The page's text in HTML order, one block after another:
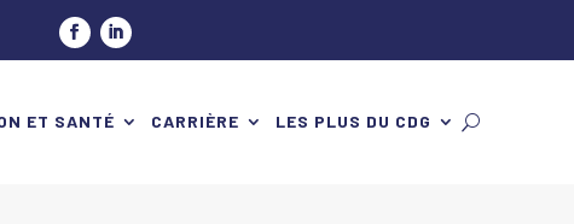
ET SANTÉ CARRIÈRE LES PLUS DU CDG